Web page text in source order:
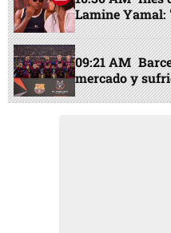
Lamine Yamal:
09:21 AM
mercado y